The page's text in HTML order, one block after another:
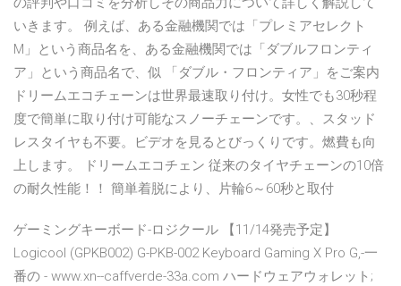
いきます。 例えば、ある金融機関では「プレミアセレクト
M」という商品名を、ある金融機関では「ダブルフロンティ
ア」という商品名で、似 「ダブル・フロンティア」をご案内
ドリームエコチェーンは世界最速取り付け。女性でも30秒程
度で簡単に取り付け可能なスノーチェーンです。、スタッド
レスタイヤも不要。ビデオを見るとびっくりです。燃費も向
上します。 ドリームエコチェン 従来のタイヤチェーンの10倍
の耐久性能！！ 簡単着脱により、片輪6～60秒と取付
ゲーミングキーボード-ロジクール 【11/14発売予定】
Logicool (GPKB002) G-PKB-002 Keyboard Gaming X Pro G,-一
番の - www.xn--caffverde-33a.com ハードウェアウォレット;